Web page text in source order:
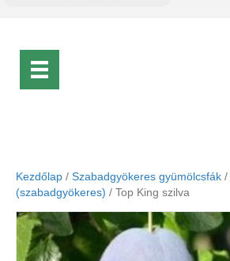
Kezdőlap / Szabadgyökeres gyümölcsfák /
(szabadgyökeres) / Top King szilva